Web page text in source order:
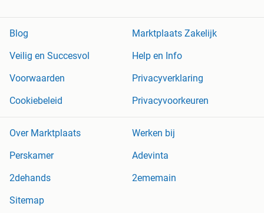
Blog
Marktplaats Zakelijk
Veilig en Succesvol
Help en Info
Voorwaarden
Privacyverklaring
Cookiebeleid
Privacyvoorkeuren
Over Marktplaats
Werken bij
Perskamer
Adevinta
2dehands
2ememain
Sitemap